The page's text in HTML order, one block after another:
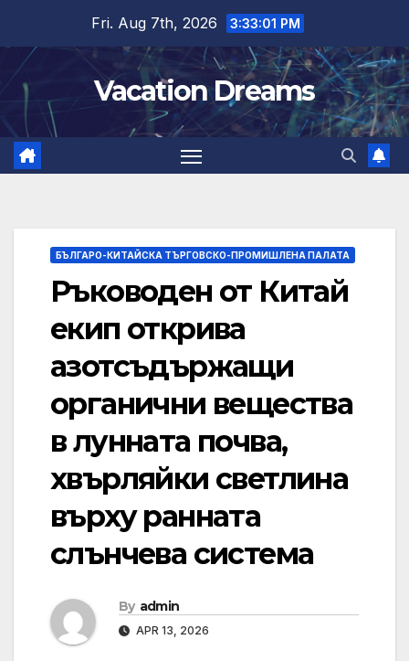
content
Fri. Aug 7th, 2026 3:33:02 PM
Vacation Dreams
БЪЛГАРО-КИТАЙСКА ТЪРГОВСКО-ПРОМИШЛЕНА ПАЛАТА
Ръководен от Китай
екип открива
азотсъдържащи
органични вещества
в лунната почва,
хвърляйки светлина
върху ранната
слънчева система
By admin
APR 13, 2026